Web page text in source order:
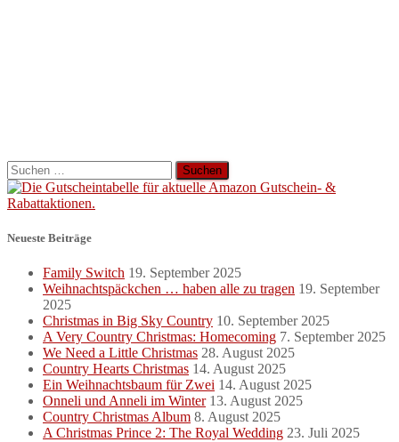
Suchen
nach:
Neueste Beiträge
Family Switch 19. September 2025
Weihnachtspäckchen … haben alle zu tragen 19. September
2025
Christmas in Big Sky Country 10. September 2025
A Very Country Christmas: Homecoming 7. September 2025
We Need a Little Christmas 28. August 2025
Country Hearts Christmas 14. August 2025
Ein Weihnachtsbaum für Zwei 14. August 2025
Onneli und Anneli im Winter 13. August 2025
Country Christmas Album 8. August 2025
A Christmas Prince 2: The Royal Wedding 23. Juli 2025